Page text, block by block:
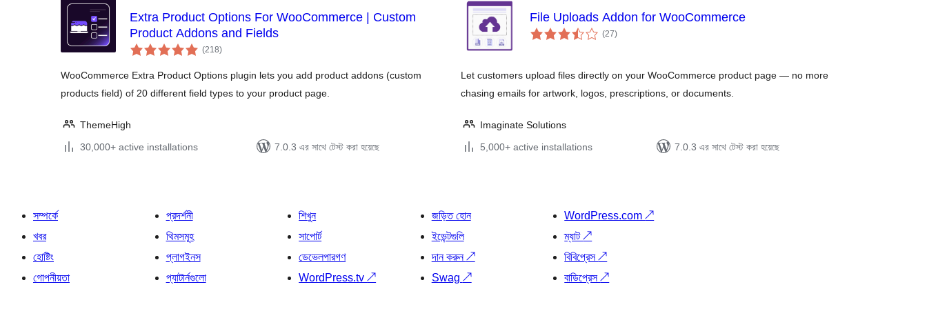
Extra Product Options For WooCommerce | Custom
Product Addons and Fields
(218total
ratings
)
WooCommerce Extra Product Options plugin lets you add product addons (custom
products field) of 20 different field types to your product page.
ThemeHigh
30,000+ active installations
7.0.3 এর সাথে টেস্ট করা হয়েছে
File Uploads Addon for WooCommerce
(27total
ratings
)
Let customers upload files directly on your WooCommerce product page — no more
chasing emails for artwork, logos, prescriptions, or documents.
Imaginate Solutions
5,000+ active installations
7.0.3 এর সাথে টেস্ট করা হয়েছে
সম্পর্কে
খবর
হোষ্টিং
গোপনীয়তা
প্রদর্শনী
থিমসমূহ
প্লাগইনস
প্যাটার্নগুলো
শিখুন
সাপোর্ট
ডেভেলপারগণ
WordPress.tv↗
জড়িত হোন
ইভেন্টগুলি
দান করুন↗
Swag ↗
WordPress.com↗
ম্যাট↗
বিবিপ্রেস↗
বাডিপ্রেস↗